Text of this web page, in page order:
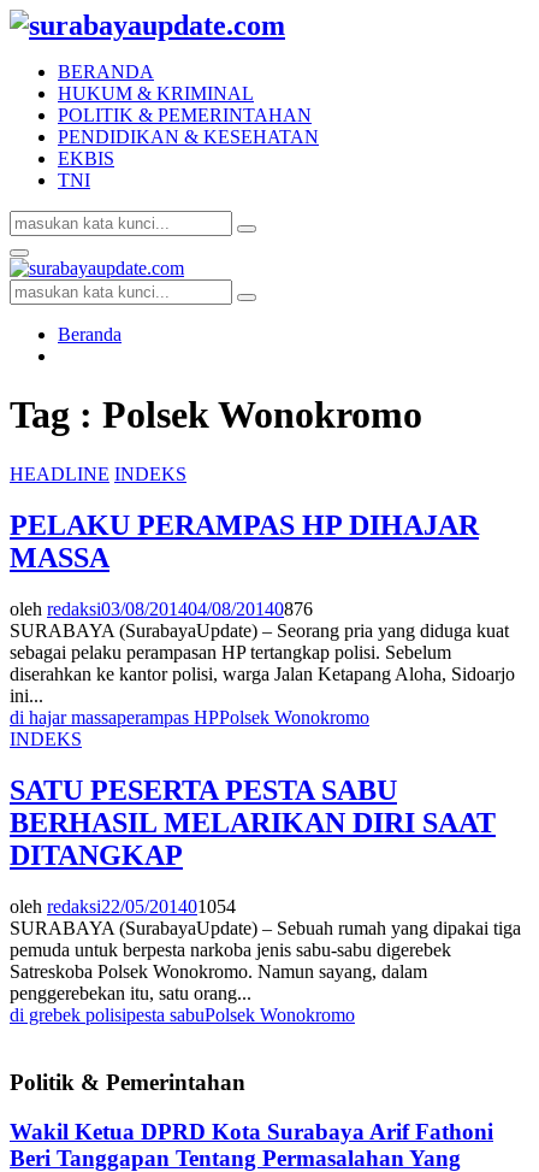
BERANDA
HUKUM & KRIMINAL
POLITIK & PEMERINTAHAN
PENDIDIKAN & KESEHATAN
EKBIS
TNI
Search
for:
Search
Facebook
Twitter
Youtube
Primary
Menu
Search
for:
Search
Beranda
Tag : Polsek Wonokromo
HEADLINE INDEKS
PELAKU PERAMPAS HP DIHAJAR
MASSA
oleh redaksi03/08/201404/08/20140876
SURABAYA (SurabayaUpdate) – Seorang pria yang diduga kuat
sebagai pelaku perampasan HP tertangkap polisi. Sebelum
diserahkan ke kantor polisi, warga Jalan Ketapang Aloha, Sidoarjo
ini...
di hajar massaperampas HPPolsek Wonokromo
INDEKS
SATU PESERTA PESTA SABU
BERHASIL MELARIKAN DIRI SAAT
DITANGKAP
oleh redaksi22/05/201401054
SURABAYA (SurabayaUpdate) – Sebuah rumah yang dipakai tiga
pemuda untuk berpesta narkoba jenis sabu-sabu digerebek
Satreskoba Polsek Wonokromo. Namun sayang, dalam
penggerebekan itu, satu orang...
di grebek polisipesta sabuPolsek Wonokromo
Politik & Pemerintahan
Wakil Ketua DPRD Kota Surabaya Arif Fathoni
Beri Tanggapan Tentang Permasalahan Yang